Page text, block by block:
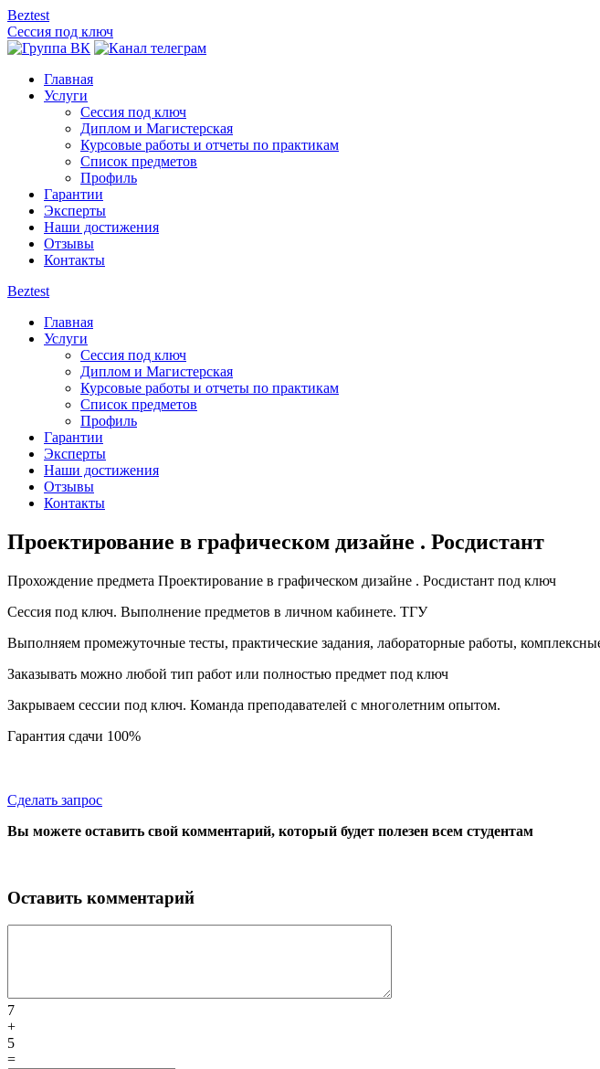
Beztest
Сессия под ключ
Главная
Услуги
Сессия под ключ
Диплом и Магистерская
Курсовые работы и отчеты по практикам
Список предметов
Профиль
Гарантии
Эксперты
Наши достижения
Отзывы
Контакты
Beztest
Главная
Услуги
Сессия под ключ
Диплом и Магистерская
Курсовые работы и отчеты по практикам
Список предметов
Профиль
Гарантии
Эксперты
Наши достижения
Отзывы
Контакты
Проектирование в графическом дизайне . Росдистант
Прохождение предмета Проектирование в графическом дизайне . Росдистант под ключ
Сессия под ключ. Выполнение предметов в личном кабинете. ТГУ
Выполняем промежуточные тесты, практические задания, лабораторные работы,
Заказывать можно любой тип работ или полностью предмет под ключ
Закрываем сессии под ключ. Команда преподавателей с многолетним опытом.
Гарантия сдачи 100%
Сделать запрос
Вы можете оставить свой комментарий, который будет полезен всем студентам
Оставить комментарий
7
+
5
=